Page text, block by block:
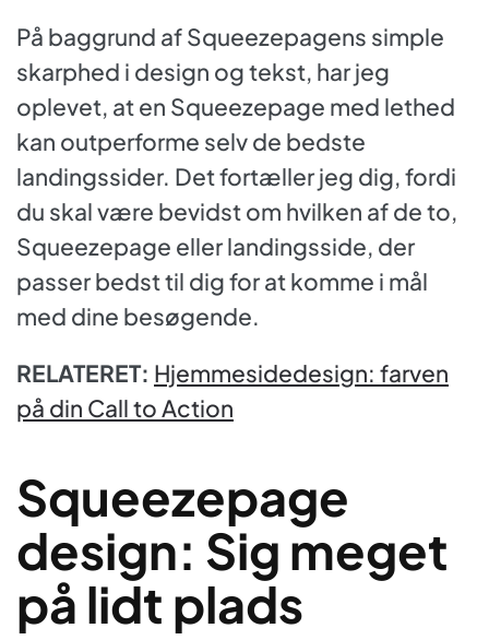
På baggrund af Squeezepagens simple
skarphed i design og tekst, har jeg
oplevet, at en Squeezepage med lethed
kan outperforme selv de bedste
landingssider. Det fortæller jeg dig, fordi
du skal være bevidst om hvilken af de to,
Squeezepage eller landingsside, der
passer bedst til dig for at komme i mål
med dine besøgende.
RELATERET: Hjemmesidedesign: farven
på din Call to Action
Squeezepage
design: Sig meget
på lidt plads